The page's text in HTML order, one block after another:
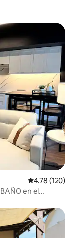
Calificación
4.78 (120)
BAÑO en el